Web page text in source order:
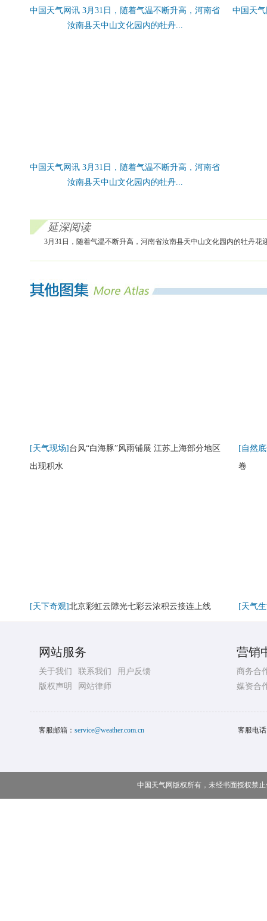
中国天气网讯 3月31日，随着气温不断升高，河南省
汝南县天中山文化园内的牡丹...
中国天
中国天气网讯 3月31日，随着气温不断升高，河南省
汝南县天中山文化园内的牡丹...
延深阅读
3月31日，随着气温不断升高，河南省汝南县天中山文化园内的牡丹
[天气现场] 台风“白海豚”风雨铺展 江苏上海部分地区
出现积水
[自然
卷
[天下奇观]北京彩虹云隙光七彩云浓积云接连上线 [天气
网站服务
关于我们 联系我们
用户反馈
版权声明
网站律师
营销
商务合
媒资合
客服邮箱： service@weather.com.cn 客服电
中国天气网版权所有，未经书面授权